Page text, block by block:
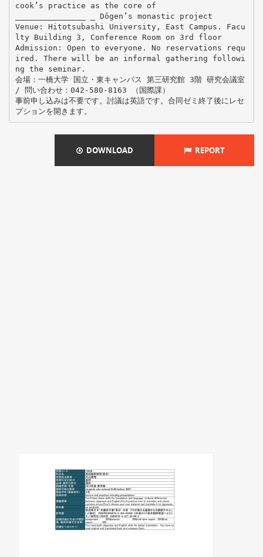
cook’s practice as the core of
_______________ _ Dōgen’s monastic project
Venue: Hitotsubashi University, East Campus. Facu
lty Building 3, Conference Room on 3rd floor
Admission: Open to everyone. No reservations requ
ired. There will be an informal gathering followi
ng the seminar.
会場：一橋大学 国立・東キャンパス 第三研究館 3階 研究会議室
/ 問い合わせ：042-580-8163 （国際課）
事前申し込みは不要です。討議は英語です。合同ゼミ終了後にレセ
DOWNLOAD REPORT